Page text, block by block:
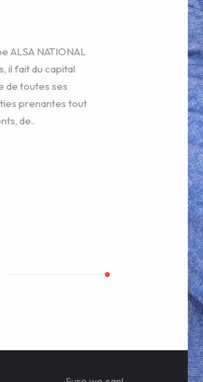
ALSA NATIONAL
il fait du capital
de toutes ses
prenantes tout
de..